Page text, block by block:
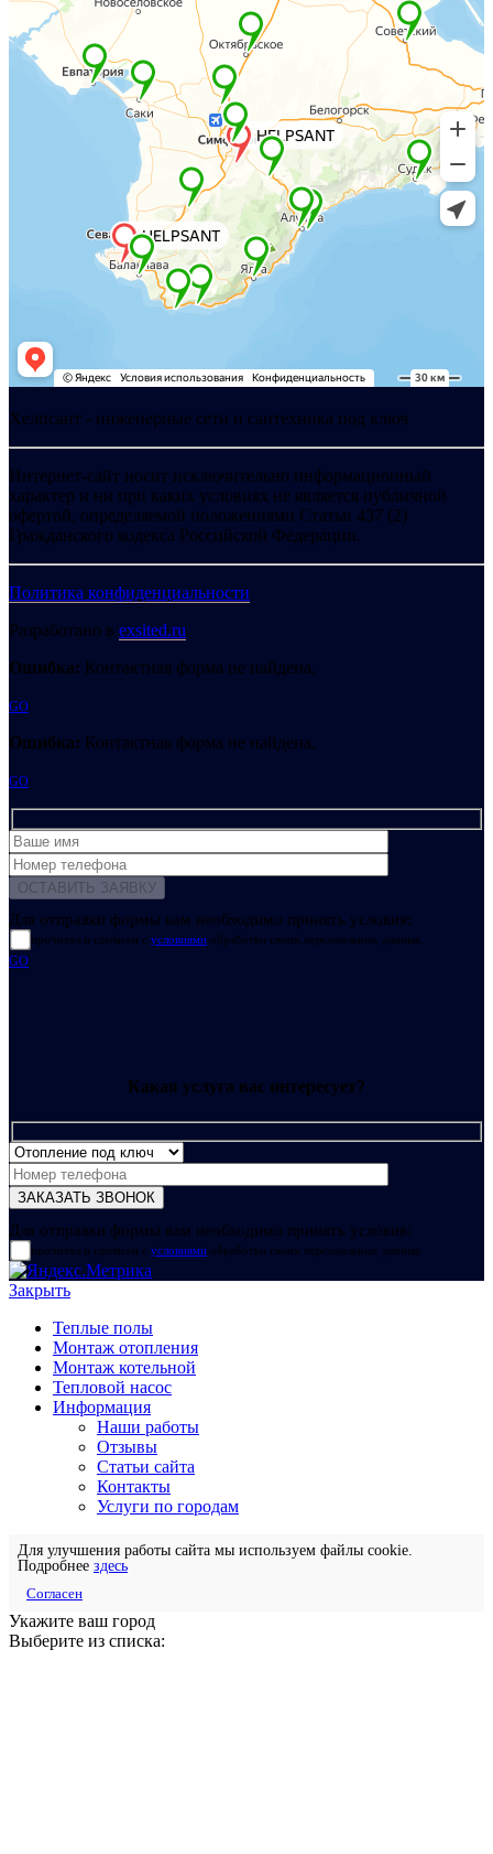
Хелпсант - инженерные сети и сантехника под ключ
Интернет-сайт носит исключительно информационный
характер и ни при каких условиях не является публичной
офертой, определяемой положениями Статьи 437 (2)
Гражданского кодекса Российской Федерации.
Политика конфиденциальности
Разработано в exsited.ru
Ошибка: Контактная форма не найдена.
GO
Ошибка: Контактная форма не найдена.
GO
Для отправки формы вам необходимо принять условия:
прочитал и согласен с условиями обработки своих персональных данных
GO
Какая услуга вас интересует?
Для отправки формы вам необходимо принять условия:
прочитал и согласен с условиями обработки своих персональных данных
Закрыть
Теплые полы
Монтаж отопления
Монтаж котельной
Тепловой насос
Информация
Наши работы
Отзывы
Статьи сайта
Контакты
Услуги по городам
Для улучшения работы сайта мы используем файлы cookie.
Подробнее здесь
Согласен
Укажите ваш город
Выберите из списка: